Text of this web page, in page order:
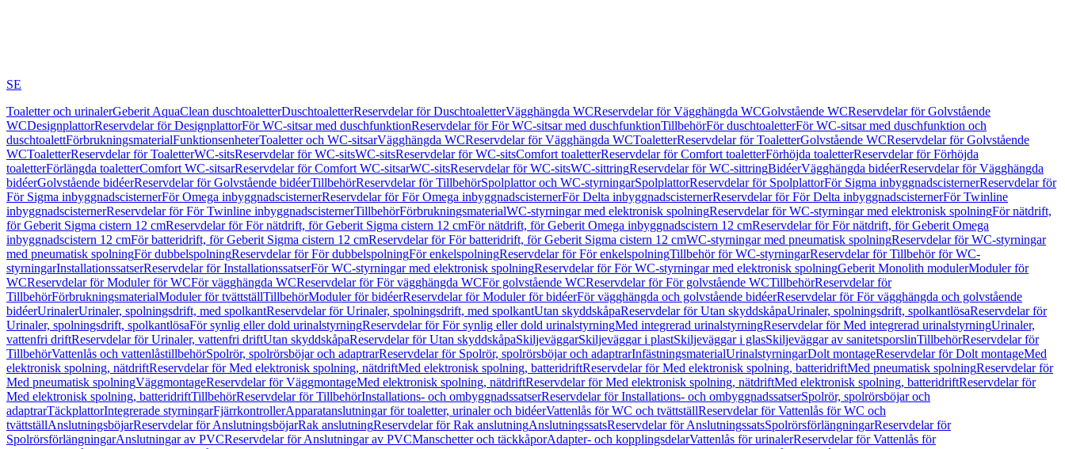
SE
Toaletter och urinalerGeberit AquaClean duschtoaletterDuschtoaletterReservdelar för DuschtoaletterVägghängda WCReservdelar för Vägghängda WCGolvstående WCReservdelar för Golvstående
WCDesignplattorReservdelar för DesignplattorFör WC-sitsar med duschfunktionReservdelar för För WC-sitsar med duschfunktionTillbehörFör duschtoaletterFör WC-sitsar med duschfunktion och
duschtoalettFörbrukningsmaterialFunktionsenheterToaletter och WC-sitsarVägghängda WCReservdelar för Vägghängda WCToaletterReservdelar för ToaletterGolvstående WCReservdelar för Golvstående
WCToaletterReservdelar för ToaletterWC-sitsReservdelar för WC-sitsWC-sitsReservdelar för WC-sitsComfort toaletterReservdelar för Comfort toaletterFörhöjda toaletterReservdelar för Förhöjda
toaletterFörlängda toaletterComfort WC-sitsarReservdelar för Comfort WC-sitsarWC-sitsReservdelar för WC-sitsWC-sittringReservdelar för WC-sittringBidéerVägghängda bidéerReservdelar för Vägghängda
bidéerGolvstående bidéerReservdelar för Golvstående bidéerTillbehörReservdelar för TillbehörSpolplattor och WC-styrningarSpolplattorReservdelar för SpolplattorFör Sigma inbyggnadscisternerReservdelar för
För Sigma inbyggnadscisternerFör Omega inbyggnadscisternerReservdelar för För Omega inbyggnadscisternerFör Delta inbyggnadscisternerReservdelar för För Delta inbyggnadscisternerFör Twinline
inbyggnadscisternerReservdelar för För Twinline inbyggnadscisternerTillbehörFörbrukningsmaterialWC-styrningar med elektronisk spolningReservdelar för WC-styrningar med elektronisk spolningFör nätdrift,
för Geberit Sigma cistern 12 cmReservdelar för För nätdrift, för Geberit Sigma cistern 12 cmFör nätdrift, för Geberit Omega inbyggnadscistern 12 cmReservdelar för För nätdrift, för Geberit Omega
inbyggnadscistern 12 cmFör batteridrift, för Geberit Sigma cistern 12 cmReservdelar för För batteridrift, för Geberit Sigma cistern 12 cmWC-styrningar med pneumatisk spolningReservdelar för WC-styrningar
med pneumatisk spolningFör dubbelspolningReservdelar för För dubbelspolningFör enkelspolningReservdelar för För enkelspolningTillbehör för WC-styrningarReservdelar för Tillbehör för WC-
styrningarInstallationssatserReservdelar för InstallationssatserFör WC-styrningar med elektronisk spolningReservdelar för För WC-styrningar med elektronisk spolningGeberit Monolith modulerModuler för
WCReservdelar för Moduler för WCFör vägghängda WCReservdelar för För vägghängda WCFör golvstående WCReservdelar för För golvstående WCTillbehörReservdelar för
TillbehörFörbrukningsmaterialModuler för tvättställTillbehörModuler för bidéerReservdelar för Moduler för bidéerFör vägghängda och golvstående bidéerReservdelar för För vägghängda och golvstående
bidéerUrinalerUrinaler, spolningsdrift, med spolkantReservdelar för Urinaler, spolningsdrift, med spolkantUtan skyddskåpaReservdelar för Utan skyddskåpaUrinaler, spolningsdrift, spolkantlösaReservdelar för
Urinaler, spolningsdrift, spolkantlösaFör synlig eller dold urinalstyrningReservdelar för För synlig eller dold urinalstyrningMed integrerad urinalstyrningReservdelar för Med integrerad urinalstyrningUrinaler,
vattenfri driftReservdelar för Urinaler, vattenfri driftUtan skyddskåpaReservdelar för Utan skyddskåpaSkiljeväggarSkiljeväggar i plastSkiljeväggar i glasSkiljeväggar av sanitetsporslinTillbehörReservdelar för
TillbehörVattenlås och vattenlåstillbehörSpolrör, spolrörsböjar och adaptrarReservdelar för Spolrör, spolrörsböjar och adaptrarInfästningsmaterialUrinalstyrningarDolt montageReservdelar för Dolt montageMed
elektronisk spolning, nätdriftReservdelar för Med elektronisk spolning, nätdriftMed elektronisk spolning, batteridriftReservdelar för Med elektronisk spolning, batteridriftMed pneumatisk spolningReservdelar för
Med pneumatisk spolningVäggmontageReservdelar för VäggmontageMed elektronisk spolning, nätdriftReservdelar för Med elektronisk spolning, nätdriftMed elektronisk spolning, batteridriftReservdelar för
Med elektronisk spolning, batteridriftTillbehörReservdelar för TillbehörInstallations- och ombyggnadssatserReservdelar för Installations- och ombyggnadssatserSpolrör, spolrörsböjar och
adaptrarTäckplattorIntegrerade styrningarFjärrkontrollerApparatanslutningar för toaletter, urinaler och bidéerVattenlås för WC och tvättställReservdelar för Vattenlås för WC och
tvättställAnslutningsböjarReservdelar för AnslutningsböjarRak anslutningReservdelar för Rak anslutningAnslutningssatsReservdelar för AnslutningssatsSpolrörsförlängningarReservdelar för
SpolrörsförlängningarAnslutningar av PVCReservdelar för Anslutningar av PVCManschetter och täckkåporAdapter- och kopplingsdelarVattenlås för urinalerReservdelar för Vattenlås för